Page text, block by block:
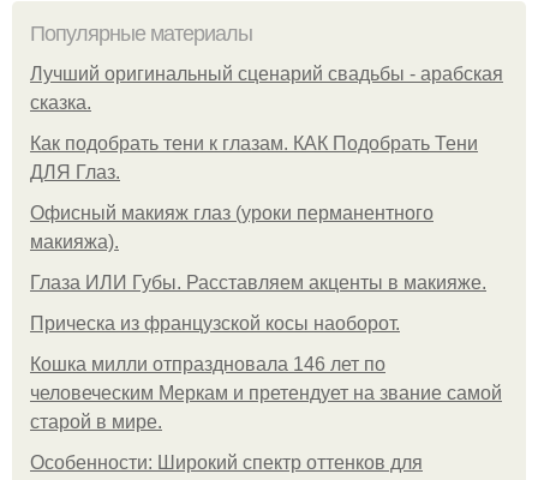
Популярные материалы
Лучший оригинальный сценарий свадьбы - арабская
сказка.
Как подобрать тени к глазам. КАК Подобрать Тени
ДЛЯ Глаз.
Офисный макияж глаз (уроки перманентного
макияжа).
Глаза ИЛИ Губы. Расставляем акценты в макияже.
Прическа из французской косы наоборот.
Кошка милли отпраздновала 146 лет по
человеческим Меркам и претендует на звание самой
старой в мире.
Особенности: Широкий спектр оттенков для